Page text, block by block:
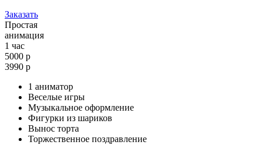
Заказать
Простая
анимация
1 час
5000 р
3990 р
1 аниматор
Веселые игры
Музыкальное оформление
Фигурки из шариков
Вынос торта
Торжественное поздравление